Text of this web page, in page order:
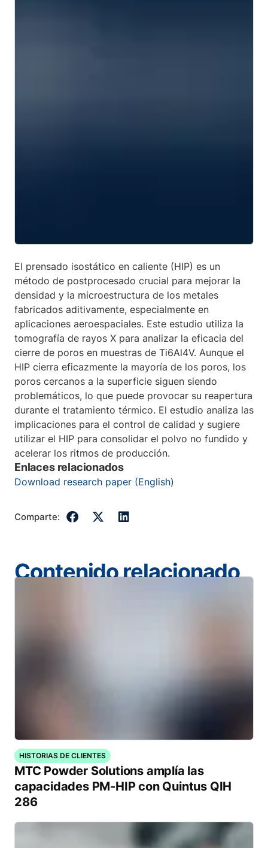
El prensado isostático en caliente (HIP) es un
método de postprocesado crucial para mejorar la
densidad y la microestructura de los metales
fabricados aditivamente, especialmente en
aplicaciones aeroespaciales. Este estudio utiliza la
tomografía de rayos X para analizar la eficacia del
cierre de poros en muestras de Ti6Al4V. Aunque el
HIP cierra eficazmente la mayoría de los poros, los
poros cercanos a la superficie siguen siendo
problemáticos, lo que puede provocar su reapertura
durante el tratamiento térmico. El estudio analiza las
implicaciones para el control de calidad y sugiere
utilizar el HIP para consolidar el polvo no fundido y
acelerar los ritmos de producción.
Enlaces relacionados
Download research paper (English)
Comparte:
Contenido relacionado
HISTORIAS DE CLIENTES
MTC Powder Solutions amplía las
capacidades PM-HIP con Quintus QIH
286